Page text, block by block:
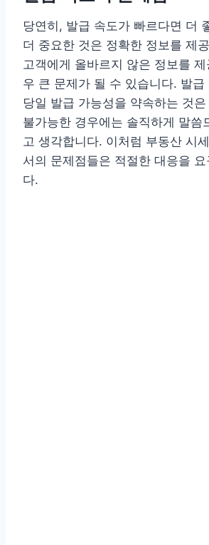
당연히, 발급 속도가 빠르다면 더
더 중요한 것은 정확한 정보를 제
고객에게 올바르지 않은 정보를
우 큰 문제가 될 수 있습니다. 발급
당일 발급 가능성을 약속하는 것
불가능한 경우에는 솔직하게 말씀
고 생각합니다. 이처럼 부동산 시
서의 문제점들은 적절한 대응을
다.